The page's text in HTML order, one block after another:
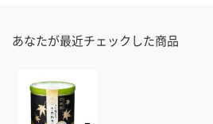
あなたが最近チェックした商品